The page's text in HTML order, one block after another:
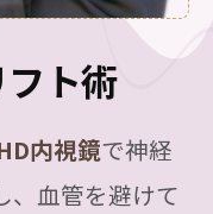
ト術
内視鏡で神経
、血管を避けて